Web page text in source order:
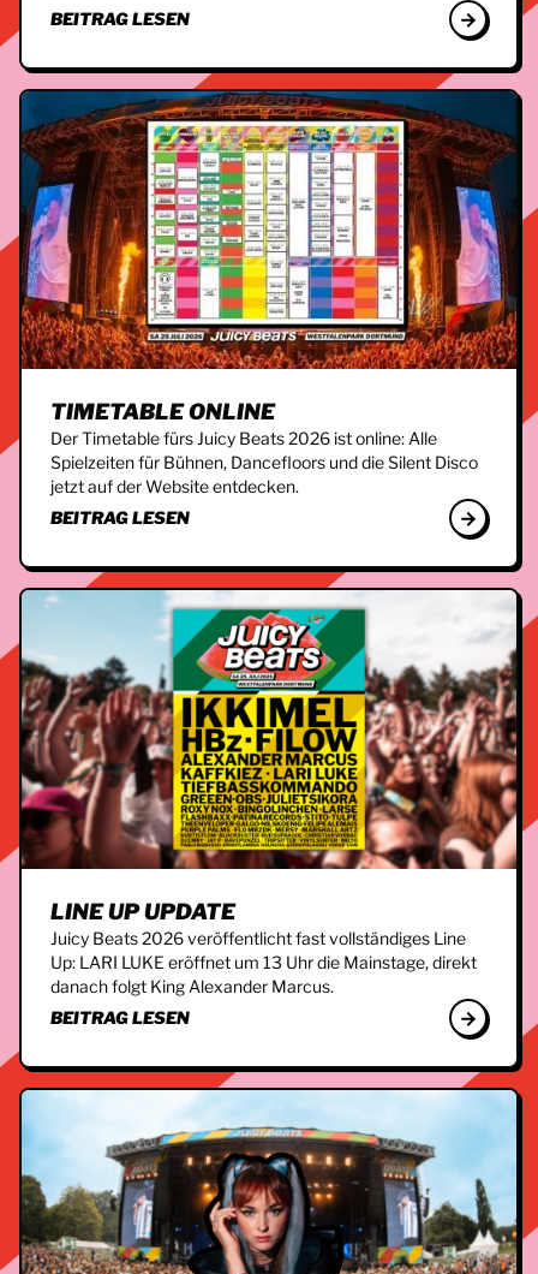
BEITRAG LESEN
TIMETABLE ONLINE
Der Timetable fürs Juicy Beats 2026 ist online: Alle
Spielzeiten für Bühnen, Dancefloors und die Silent Disco
jetzt auf der Website entdecken.
BEITRAG LESEN
LINE UP UPDATE
Juicy Beats 2026 veröffentlicht fast vollständiges Line
Up: LARI LUKE eröffnet um 13 Uhr die Mainstage, direkt
danach folgt King Alexander Marcus.
BEITRAG LESEN